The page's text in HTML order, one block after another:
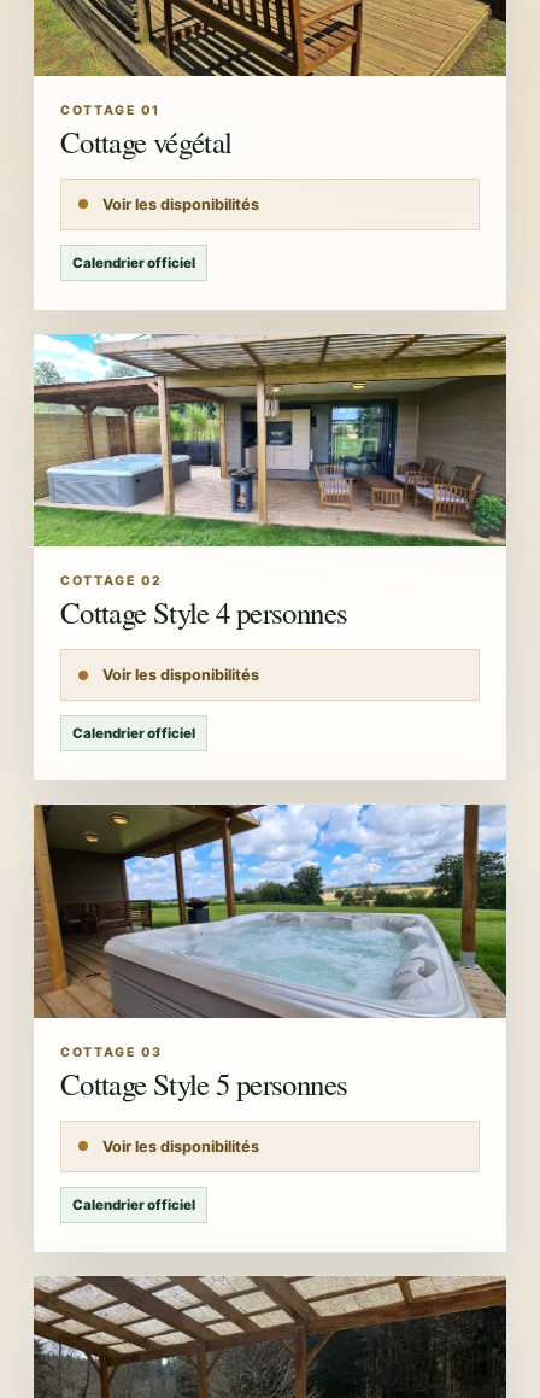
COTTAGE 01
Cottage végétal
Voir les disponibilités
Calendrier officiel
COTTAGE 02
Cottage Style 4 personnes
Voir les disponibilités
Calendrier officiel
COTTAGE 03
Cottage Style 5 personnes
Voir les disponibilités
Calendrier officiel